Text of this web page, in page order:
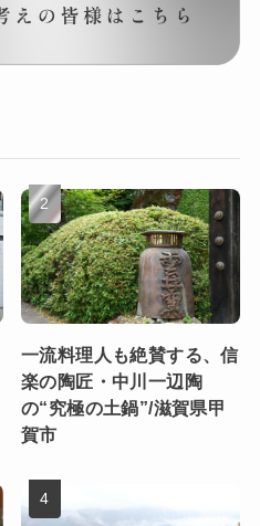
一流料理人も絶賛する、信
楽の陶匠・中川一辺陶
の“究極の土鍋”/滋賀県甲
賀市